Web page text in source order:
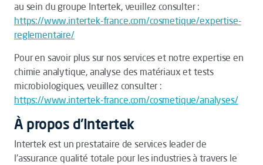
au sein du groupe Intertek, veuillez consulter :
https://www.intertek-france.com/cosmetique/expertise-
reglementaire/
Pour en savoir plus sur nos services et notre expertise en
chimie analytique, analyse des matériaux et tests
microbiologiques, veuillez consulter :
https://www.intertek-france.com/cosmetique/analyses/
À propos d'Intertek
Intertek est un prestataire de services leader de
l'assurance qualité totale pour les industries à travers le